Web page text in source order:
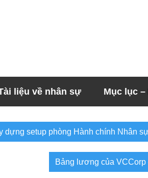
liệu về nhân sự Mục lục
dựng setup phòng Hành chính Nhân
Bảng lương của VCCorp